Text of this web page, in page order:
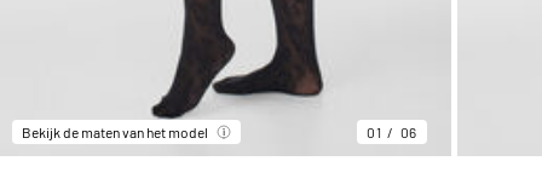
Bekijk de maten van het model 01 06